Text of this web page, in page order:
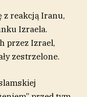
z reakcją Iranu,
Izraela.
przez Izrael,
zestrzelone.